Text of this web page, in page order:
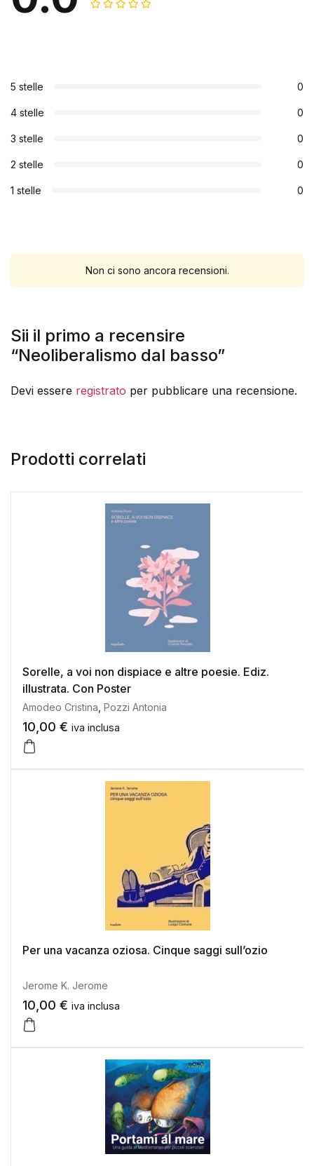
5 stelle 0
4 stelle 0
3 stelle 0
2 stelle 0
1 stelle 0
Non ci sono ancora recensioni.
Sii il primo a recensire
“Neoliberalismo dal basso”
Devi essere registrato per pubblicare una recensione.
Prodotti correlati
Sorelle, a voi non dispiace e altre poesie. Ediz.
illustrata. Con Poster
Amodeo Cristina Pozzi Antonia
10,00 € iva inclusa
Per una vacanza oziosa. Cinque saggi sull’ozio
Jerome K. Jerome
10,00 € iva inclusa